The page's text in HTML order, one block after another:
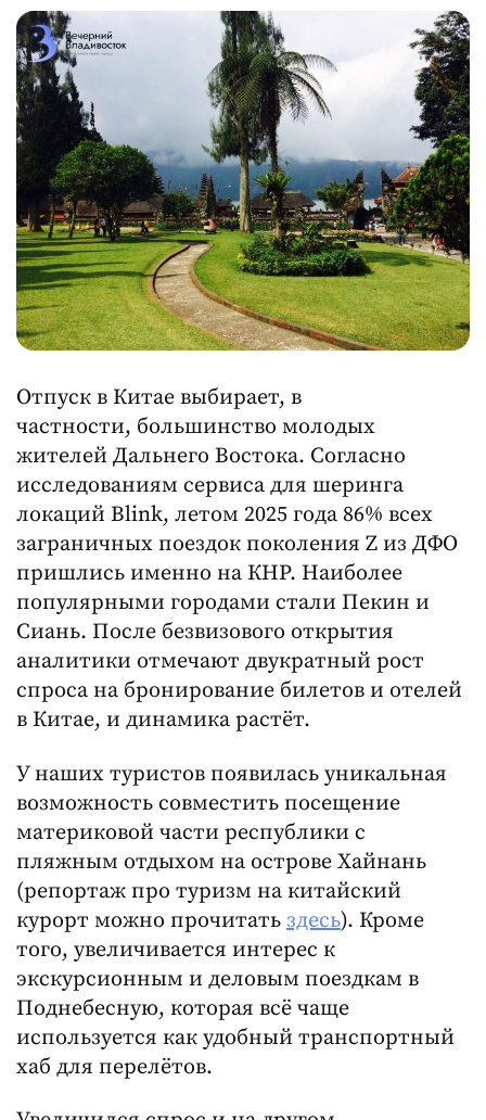
Отпуск в Китае выбирает, в
частности, большинство молодых
жителей Дальнего Востока. Согласно
исследованиям сервиса для шеринга
локаций Blink, летом 2025 года 86% всех
заграничных поездок поколения Z из ДФО
пришлись именно на КНР. Наиболее
популярными городами стали Пекин и
Сиань. После безвизового открытия
аналитики отмечают двукратный рост
спроса на бронирование билетов и отелей
в Китае, и динамика растёт.
У наших туристов появилась уникальная
возможность совместить посещение
материковой части республики с
пляжным отдыхом на острове Хайнань
(репортаж про туризм на китайский
курорт можно прочитать здесь). Кроме
того, увеличивается интерес к
экскурсионным и деловым поездкам в
Поднебесную, которая всё чаще
используется как удобный транспортный
хаб для перелётов.